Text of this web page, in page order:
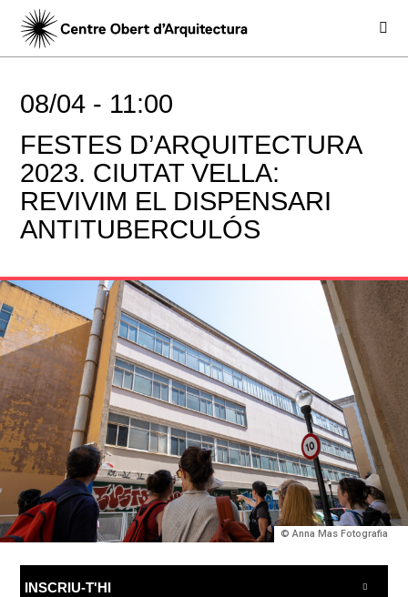
08/04 - 11:00
FESTES D’ARQUITECTURA
2023. CIUTAT VELLA:
REVIVIM EL DISPENSARI
ANTITUBERCULÓS
© Anna Mas Fotografia
INSCRIU-T'HI